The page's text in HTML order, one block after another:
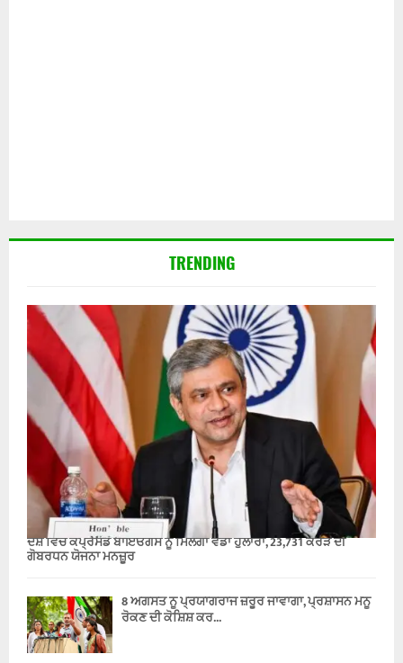
TRENDING
ਦੇਸ਼ ਵਿੱਚ ਕੰਪ੍ਰੈਸਡ ਬਾਇਓਗੈਸ ਨੂੰ ਮਿਲੇਗਾ ਵੱਡਾ ਹੁਲਾਰਾ, 23,731 ਕਰੋੜ ਦੀ
ਗੋਬਰਧਨ ਯੋਜਨਾ ਮਨਜ਼ੂਰ
8 ਅਗਸਤ ਨੂੰ ਪ੍ਰਯਾਗਰਾਜ ਜ਼ਰੂਰ ਜਾਵਾਂਗਾ, ਪ੍ਰਸ਼ਾਸਨ ਮੈਨੂੰ
ਰੋਕਣ ਦੀ ਕੋਸ਼ਿਸ਼ ਕਰ...